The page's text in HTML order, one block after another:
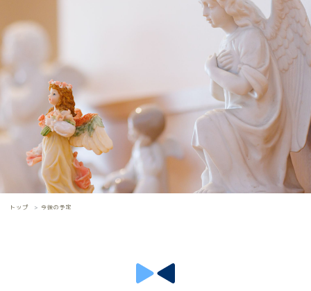
トップ 今後の予定